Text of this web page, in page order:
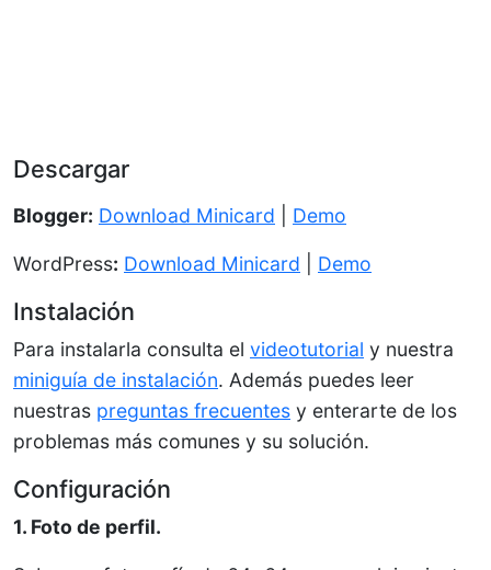
Descargar
Blogger: Download Minicard Demo
WordPress: Download Minicard Demo
Instalación
Para instalarla consulta el videotutorial y nuestra
miniguía de instalación. Además puedes leer
nuestras preguntas frecuentes y enterarte de los
problemas más comunes y su solución.
Configuración
1. Foto de perfil.